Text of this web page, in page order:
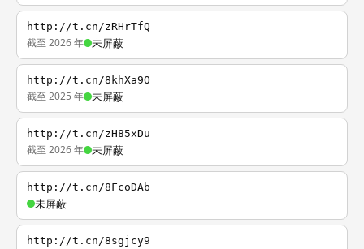
http://t.cn/zRHrTfQ
截至 2026 年 未屏蔽
http://t.cn/8khXa9O
截至 2025 年 未屏蔽
http://t.cn/zH85xDu
截至 2026 年 未屏蔽
http://t.cn/8FcoDAb
未屏蔽
http://t.cn/8sgjcy9